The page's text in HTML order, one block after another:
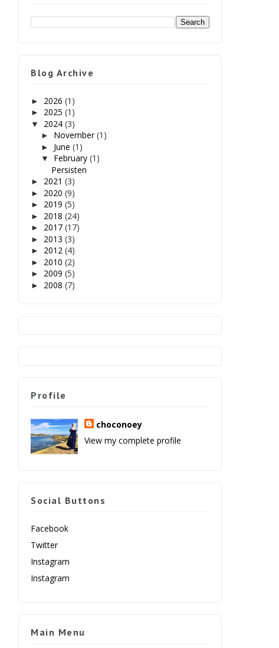
Blog Archive
► 2026 (1)
► 2025 (1)
▼ 2024 (3)
► November(1)
► June (1)
▼ February (1)
Persisten
► 2021 (3)
► 2020 (9)
► 2019 (5)
► 2018 (24)
► 2017 (17)
► 2013 (3)
► 2012 (4)
► 2010 (2)
► 2009 (5)
► 2008 (7)
Profile
choconoey
View my complete profile
Social Buttons
Facebook
Twitter
Instagram
Instagram
Main Menu